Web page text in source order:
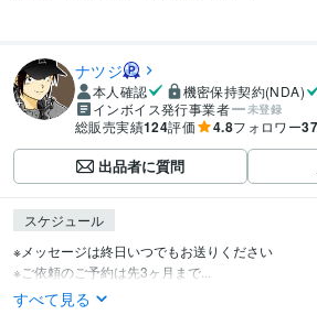
ナツジ
本人確認
機密保持契約(NDA)
インボイス発行事業者
未登録
総販売実績124評価 4.8フォロワー37
出品者に質問
スケジュール
※メッセージは終日いつでもお送りください
※ご依頼のご予約は先3ヶ月まで...
すべて見る